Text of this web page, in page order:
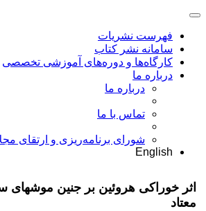
فهرست نشریات
سامانه نشر کتاب
کارگاه‌ها و دوره‌های آموزشی تخصصی
درباره ما
درباره ما
تماس با ما
شورای برنامه‌ریزی و ارتقای
English
معتاد